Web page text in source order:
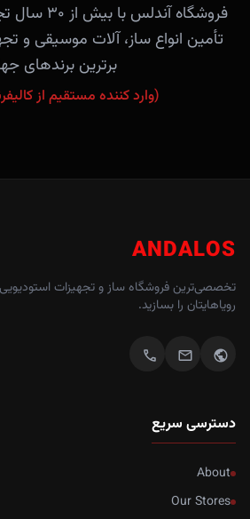
فروشگاه
تأمین انواع ساز، آلات موسیقی و
برترین برندهای
(وارد کننده مستقیم از
ANDALOS
تخصصی‌ترین فروشگاه ساز و تجهیزات استودیویی
رویاهایتان را بسازید.
public
mail
call
دسترسی سریع
About
Our Stores